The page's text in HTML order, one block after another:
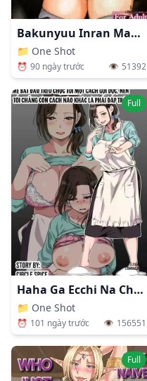
Bakunyuu Inran Magician Kyousei Mesuushi Seidorei Ochi
📁 One Shot
⏰ 90 ngày trước 👁️ 51392
Full
Haha Ga Ecchi Na Chouhatsu Shite Kita Node Gaman Dekizu Ni Hangeki Shimashita
📁 One Shot
⏰ 101 ngày trước 👁️ 156551
Full